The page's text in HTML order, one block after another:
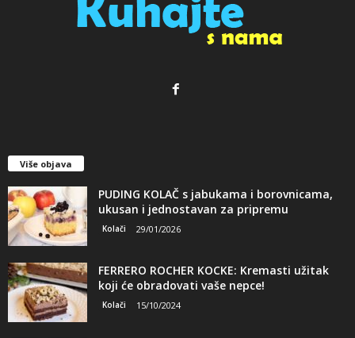
Više objava
PUDING KOLAČ s jabukama i borovnicama,
ukusan i jednostavan za pripremu
Kolači 29/01/2026
FERRERO ROCHER KOCKE: Kremasti užitak
koji će obradovati vaše nepce!
Kolači 15/10/2024